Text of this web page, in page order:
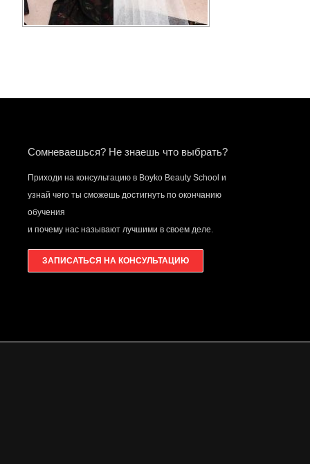
Сомневаешься? Не знаешь что выбрать?
Приходи на консультацию в Boyko Beauty School и
узнай чего ты сможешь достигнуть по окончанию
обучения
и почему нас называют лучшими в своем деле.
ЗАПИСАТЬСЯ НА КОНСУЛЬТАЦИЮ